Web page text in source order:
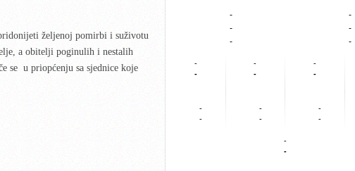
željenoj pomirbi i suživotu
a obitelji poginulih i nestalih
se u priopćenju sa sjednice koje
-
-
-
-
-
-
-
-
-
-
-
-
-
-
-
-
-
-
-
-